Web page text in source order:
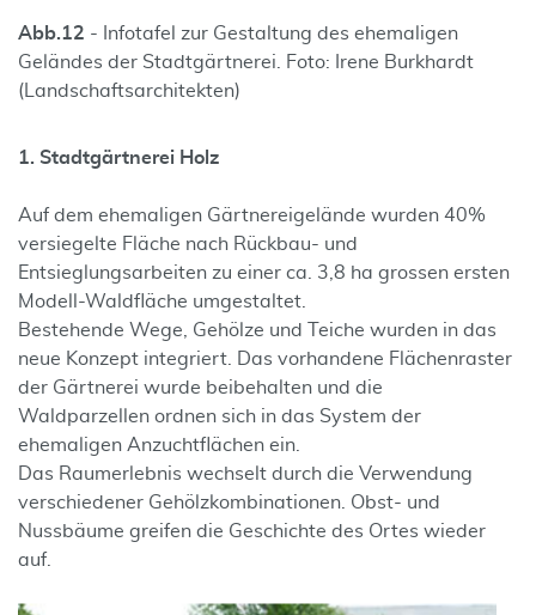
Abb.12 - Infotafel zur Gestaltung des ehemaligen
Geländes der Stadtgärtnerei. Foto: Irene Burkhardt
(Landschaftsarchitekten)
1. Stadtgärtnerei Holz
Auf dem ehemaligen Gärtnereigelände wurden 40%
versiegelte Fläche nach Rückbau- und
Entsieglungsarbeiten zu einer ca. 3,8 ha grossen ersten
Modell-Waldfläche umgestaltet.
Bestehende Wege, Gehölze und Teiche wurden in das
neue Konzept integriert. Das vorhandene Flächenraster
der Gärtnerei wurde beibehalten und die
Waldparzellen ordnen sich in das System der
ehemaligen Anzuchtflächen ein.
Das Raumerlebnis wechselt durch die Verwendung
verschiedener Gehölzkombinationen. Obst- und
Nussbäume greifen die Geschichte des Ortes wieder
auf.